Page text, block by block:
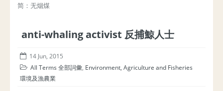
简：无烟煤
anti-whaling activist 反捕鯨人士
14 Jun, 2015
All Terms 全部詞彙, Environment, Agriculture and Fisheries
環境及漁農業